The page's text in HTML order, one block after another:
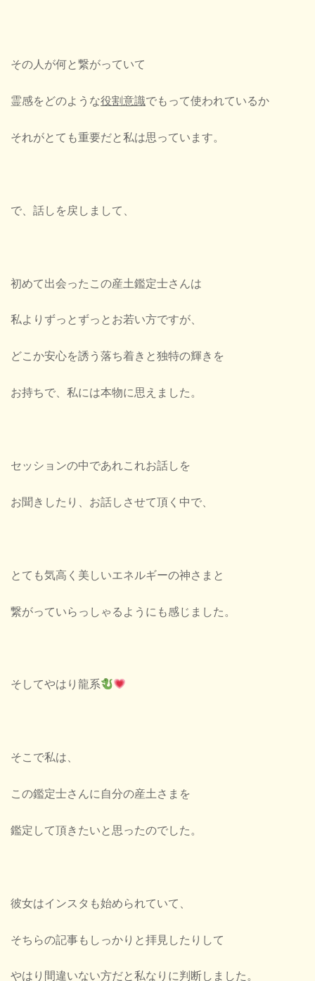
その人が何と繋がっていて
霊感をどのような役割意識でもって使われているか
それがとても重要だと私は思っています。
で、話しを戻しまして、
初めて出会ったこの産土鑑定士さんは
私よりずっとずっとお若い方ですが、
どこか安心を誘う落ち着きと独特の輝きを
お持ちで、私には本物に思えました。
セッションの中であれこれお話しを
お聞きしたり、お話しさせて頂く中で、
とても気高く美しいエネルギーの神さまと
繋がっていらっしゃるようにも感じました。
そしてやはり龍系
そこで私は、
この鑑定士さんに自分の産土さまを
鑑定して頂きたいと思ったのでした。
彼女はインスタも始められていて、
そちらの記事もしっかりと拝見したりして
やはり間違いない方だと私なりに判断しました。